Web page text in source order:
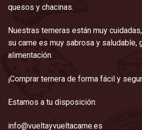
quesos y chacinas.
Nuestras terneras están muy
su carne es muy sabrosa y saludable,
alimentación.
¡Comprar ternera de forma fácil y
Estamos a tu disposición:
info@vueltayvueltacarne.es